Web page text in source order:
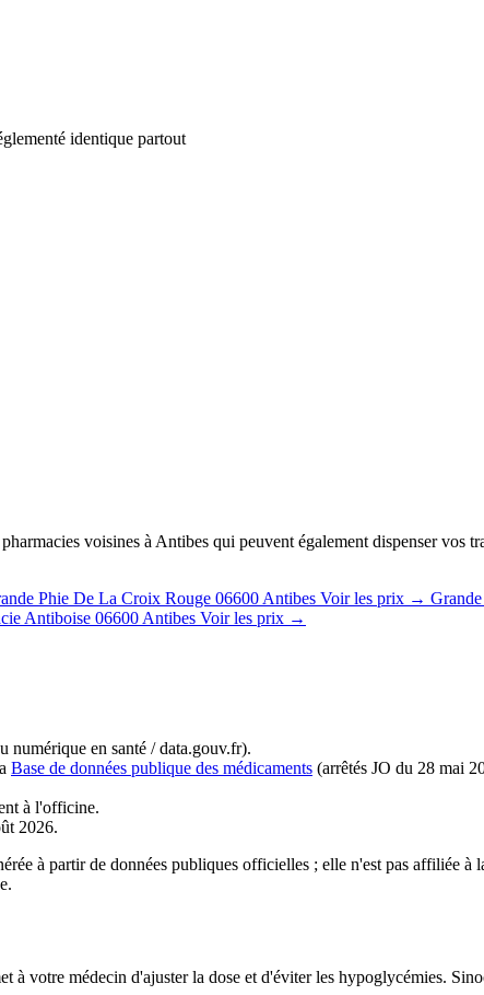
identique partout
voisines à Antibes qui peuvent également dispenser vos
Phie De La Croix Rouge 06600 Antibes Voir les prix →
Antiboise 06600 Antibes Voir les prix →
numérique en santé / data.gouv.fr).
Base de données publique des médicaments (arrêtés JO du 28 mai
à l'officine.
2026.
à partir de données publiques officielles ; elle n'est pas affiliée
votre médecin d'ajuster la dose et d'éviter les hypoglycémies.